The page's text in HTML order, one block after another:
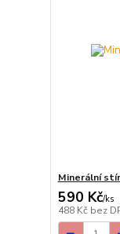
Minerální
590 Kč/ks
488 Kč bez